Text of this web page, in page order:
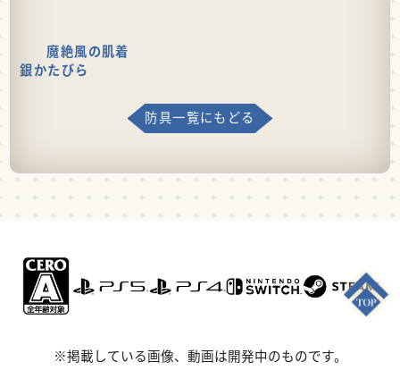
魔絶風の肌着
銀かたびら
防具一覧にもどる
※掲載している画像、動画は開発中のものです。